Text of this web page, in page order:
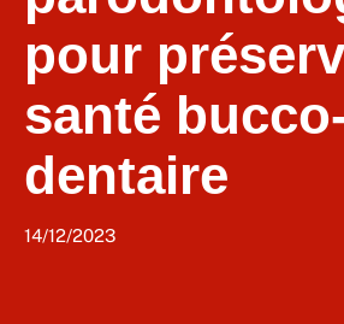
pour
santé
dentaire
14/12/2023